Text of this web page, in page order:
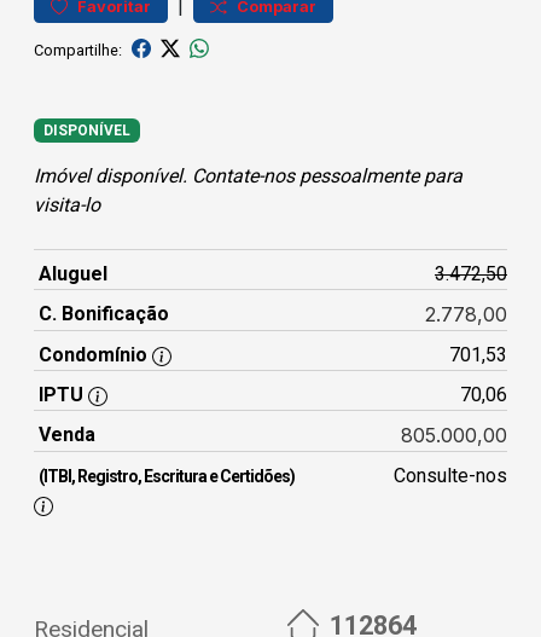
Favoritar | Comparar
Compartilhe:
DISPONÍVEL
Imóvel disponível. Contate-nos pessoalmente para
visita-lo
Aluguel
3.472,50
C. Bonificação
2.778,00
Condomínio
701,53
IPTU
70,06
Venda
805.000,00
(ITBI, Registro, Escritura e Certidões) Consulte-nos
Residencial 112864